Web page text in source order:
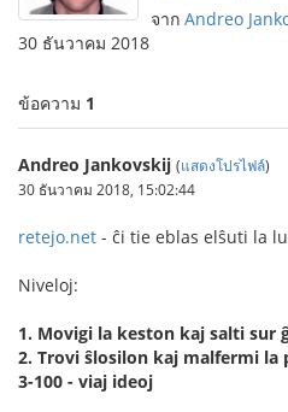
จาก Andreo
30 ธันวาคม 2018
ข้อความ 1
Andreo Jankovskij (แสดงโปรไฟล์)
30 ธันวาคม 2018, 15:02:44
retejo.net - ĉi tie eblas elŝuti la
Niveloj:
1. Movigi la keston kaj salti sur
2. Trovi ŝlosilon kaj malfermi la
3-100 - viaj ideoj